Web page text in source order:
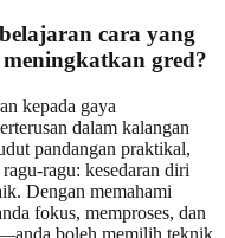
cara yang
gred?
kepada gaya
dalam kalangan
pandangan praktikal,
ragu: kesedaran diri
Dengan memahami
fokus, memproses, dan
boleh memilih teknik